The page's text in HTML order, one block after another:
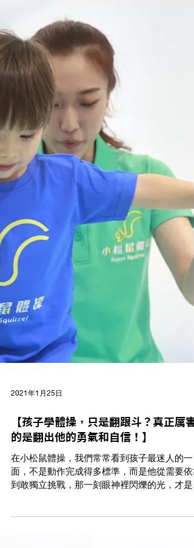
我們深信：孩子不是被訓練出來的，是陪著練
來的。職能治療搭配小松鼠體操的幼兒體操，
子有機會從遊戲裡練習注意力、感覺統合和人
互動，肌耐力與專注度一起提升，孩子在團體
也更能找回信心。